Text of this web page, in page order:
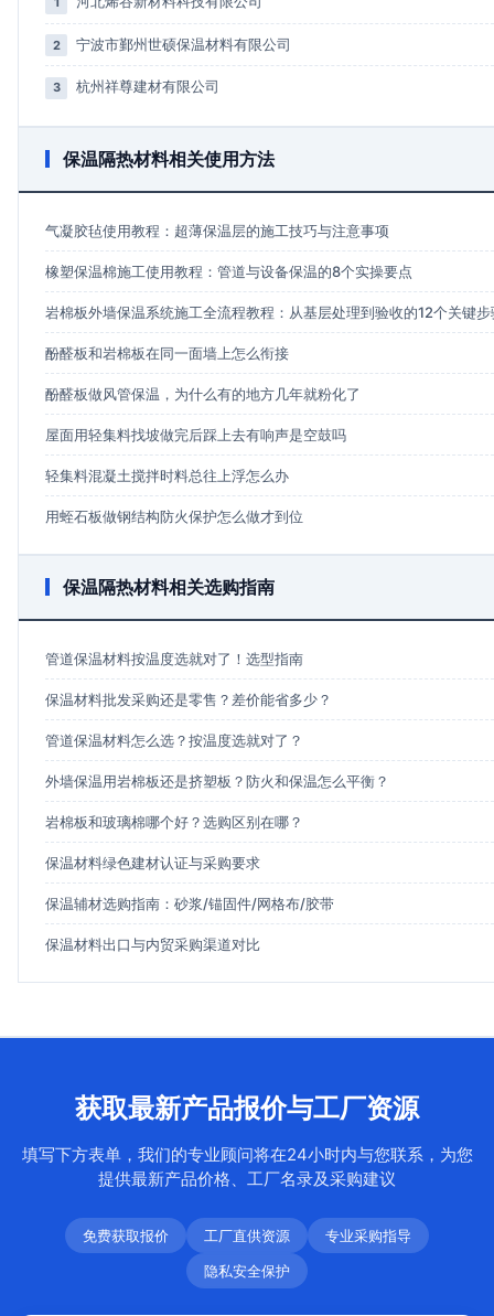
2 宁波市鄞州世硕保温材料有限公司
3 杭州祥尊建材有限公司
保温隔热材料相关使用方法
气凝胶毡使用教程：超薄保温层的施工技巧与注意事项
橡塑保温棉施工使用教程：管道与设备保温的8个实操要点
岩棉板外墙保温系统施工全流程教程：从基层处理到验收的12个关键步
酚醛板和岩棉板在同一面墙上怎么衔接
酚醛板做风管保温，为什么有的地方几年就粉化了
屋面用轻集料找坡做完后踩上去有响声是空鼓吗
轻集料混凝土搅拌时料总往上浮怎么办
用蛭石板做钢结构防火保护怎么做才到位
保温隔热材料相关选购指南
管道保温材料按温度选就对了！选型指南
保温材料批发采购还是零售？差价能省多少？
管道保温材料怎么选？按温度选就对了？
外墙保温用岩棉板还是挤塑板？防火和保温怎么平衡？
岩棉板和玻璃棉哪个好？选购区别在哪？
保温材料绿色建材认证与采购要求
保温辅材选购指南：砂浆/锚固件/网格布/胶带
保温材料出口与内贸采购渠道对比
获取最新产品报价与工厂资源
填写下方表单，我们的专业顾问将在24小时内与您联系，为您
提供最新产品价格、工厂名录及采购建议
免费获取报价 工厂直供资源
专业采购指导
隐私安全保护